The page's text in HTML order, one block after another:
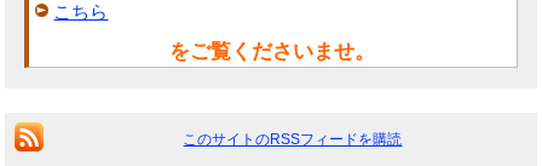
こちら
をご覧くださいませ。
このサイトのRSSフィードを購読